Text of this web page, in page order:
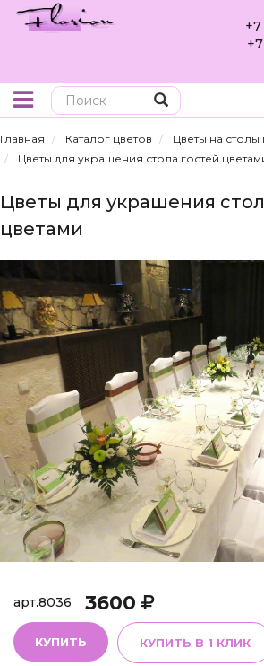
Главная Каталог цветов
Цветы на столы
Цветы для украшения стола гостей
Цветы для украшения
цветами
арт.8036 3600
КУПИТЬ КУПИТЬ В 1 КЛИК